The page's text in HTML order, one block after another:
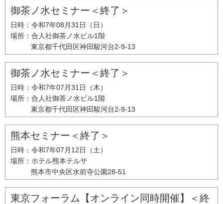
御茶ノ水セミナー＜終了＞
日時： 令和7年08月31日（日）
場所： 合人社御茶ノ水ビル1階
東京都千代田区神田駿河台2-9-13
御茶ノ水セミナー＜終了＞
日時： 令和7年07月31日（木）
場所： 合人社御茶ノ水ビル1階
東京都千代田区神田駿河台2-9-13
熊本セミナー＜終了＞
日時： 令和7年07月12日（土）
場所： ホテル熊本テルサ
熊本市中央区水前寺公園28-51
東京フォーラム【オンライン同時開催】＜終